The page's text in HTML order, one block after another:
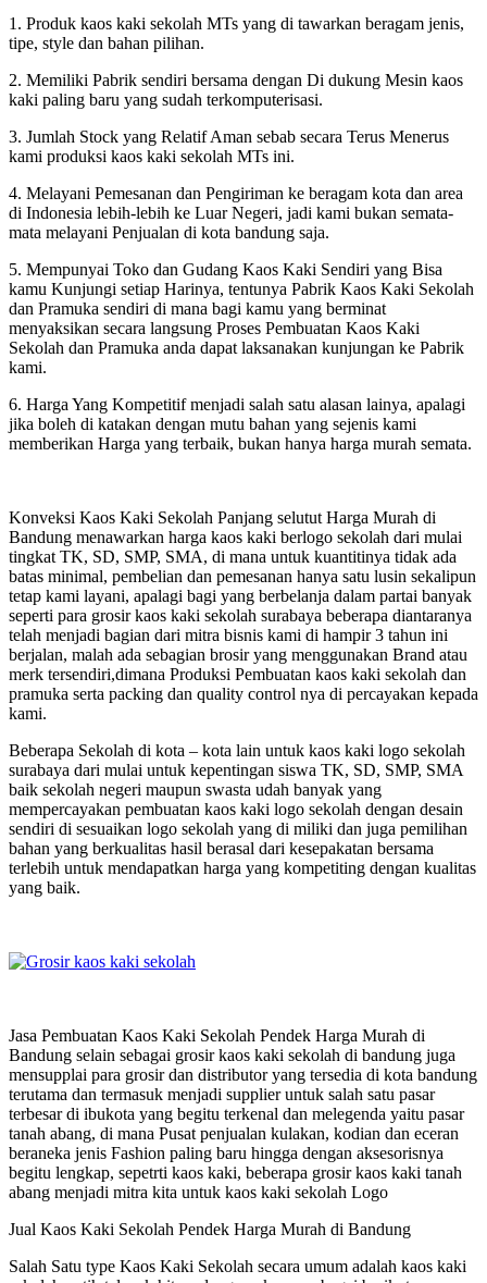
1. Produk kaos kaki sekolah MTs yang di tawarkan beragam jenis,
tipe, style dan bahan pilihan.
2. Memiliki Pabrik sendiri bersama dengan Di dukung Mesin kaos
kaki paling baru yang sudah terkomputerisasi.
3. Jumlah Stock yang Relatif Aman sebab secara Terus Menerus
kami produksi kaos kaki sekolah MTs ini.
4. Melayani Pemesanan dan Pengiriman ke beragam kota dan area
di Indonesia lebih-lebih ke Luar Negeri, jadi kami bukan semata-
mata melayani Penjualan di kota bandung saja.
5. Mempunyai Toko dan Gudang Kaos Kaki Sendiri yang Bisa
kamu Kunjungi setiap Harinya, tentunya Pabrik Kaos Kaki Sekolah
dan Pramuka sendiri di mana bagi kamu yang berminat
menyaksikan secara langsung Proses Pembuatan Kaos Kaki
Sekolah dan Pramuka anda dapat laksanakan kunjungan ke Pabrik
kami.
6. Harga Yang Kompetitif menjadi salah satu alasan lainya, apalagi
jika boleh di katakan dengan mutu bahan yang sejenis kami
memberikan Harga yang terbaik, bukan hanya harga murah semata.
Konveksi Kaos Kaki Sekolah Panjang selutut Harga Murah di
Bandung menawarkan harga kaos kaki berlogo sekolah dari mulai
tingkat TK, SD, SMP, SMA, di mana untuk kuantitinya tidak ada
batas minimal, pembelian dan pemesanan hanya satu lusin sekalipun
tetap kami layani, apalagi bagi yang berbelanja dalam partai banyak
seperti para grosir kaos kaki sekolah surabaya beberapa diantaranya
telah menjadi bagian dari mitra bisnis kami di hampir 3 tahun ini
berjalan, malah ada sebagian brosir yang menggunakan Brand atau
merk tersendiri,dimana Produksi Pembuatan kaos kaki sekolah dan
pramuka serta packing dan quality control nya di percayakan kepada
kami.
Beberapa Sekolah di kota – kota lain untuk kaos kaki logo sekolah
surabaya dari mulai untuk kepentingan siswa TK, SD, SMP, SMA
baik sekolah negeri maupun swasta udah banyak yang
mempercayakan pembuatan kaos kaki logo sekolah dengan desain
sendiri di sesuaikan logo sekolah yang di miliki dan juga pemilihan
bahan yang berkualitas hasil berasal dari kesepakatan bersama
terlebih untuk mendapatkan harga yang kompetiting dengan kualitas
yang baik.
Jasa Pembuatan Kaos Kaki Sekolah Pendek Harga Murah di
Bandung selain sebagai grosir kaos kaki sekolah di bandung juga
mensupplai para grosir dan distributor yang tersedia di kota bandung
terutama dan termasuk menjadi supplier untuk salah satu pasar
terbesar di ibukota yang begitu terkenal dan melegenda yaitu pasar
tanah abang, di mana Pusat penjualan kulakan, kodian dan eceran
beraneka jenis Fashion paling baru hingga dengan aksesorisnya
begitu lengkap, sepetrti kaos kaki, beberapa grosir kaos kaki tanah
abang menjadi mitra kita untuk kaos kaki sekolah Logo
Jual Kaos Kaki Sekolah Pendek Harga Murah di Bandung
Salah Satu type Kaos Kaki Sekolah secara umum adalah kaos kaki